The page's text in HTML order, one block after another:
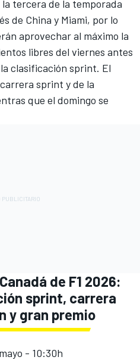
tercera de la temporada
de China y Miami, por lo
aprovechar al máximo la
libres del viernes antes
clasificación sprint. El
sprint y de la
que el domingo se
de F1 2026:
sprint, carrera
y gran premio
- 10:30h